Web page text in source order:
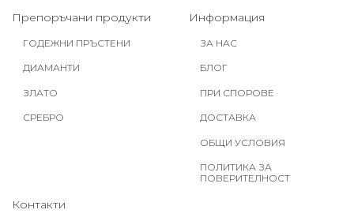
Препоръчани продукти
ГОДЕЖНИ ПРЪСТЕНИ
ДИАМАНТИ
ЗЛАТО
СРЕБРО
Информация
ЗА НАС
БЛОГ
ПРИ СПОРОВЕ
ДОСТАВКА
ОБЩИ УСЛОВИЯ
ПОЛИТИКА ЗА
ПОВЕРИТЕЛНОСТ
Контакти